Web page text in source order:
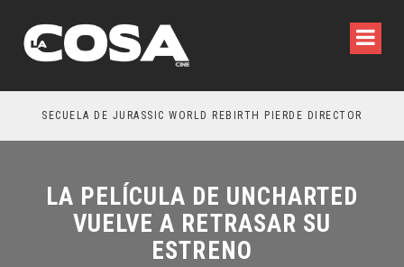
SECUELA DE JURASSIC WORLD REBIRTH PIERDE DIRECTOR
LA PELÍCULA DE UNCHARTED
VUELVE A RETRASAR SU
ESTRENO